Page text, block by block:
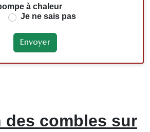
à chaleur
Je ne sais pas
des combles sur